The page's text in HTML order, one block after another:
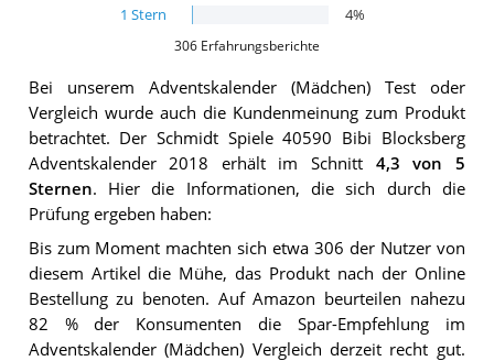
1 Stern 4%
306 Erfahrungsberichte
Bei unserem Adventskalender (Mädchen)Test oder
Vergleich wurde auch die Kundenmeinung zum Produkt
betrachtet. Der Schmidt Spiele 40590 Bibi Blocksberg
Adventskalender 2018 erhält im Schnitt 4,3 von 5
Sternen. Hier die Informationen, die sich durch die
Prüfung ergeben haben:
Bis zum Moment machten sich etwa 306 der Nutzer von
diesem Artikel die Mühe, das Produkt nach der Online
Bestellung zu benoten. Auf Amazon beurteilen nahezu
82 % der Konsumenten die Spar-Empfehlung im
Adventskalender (Mädchen) Vergleich derzeit recht gut.